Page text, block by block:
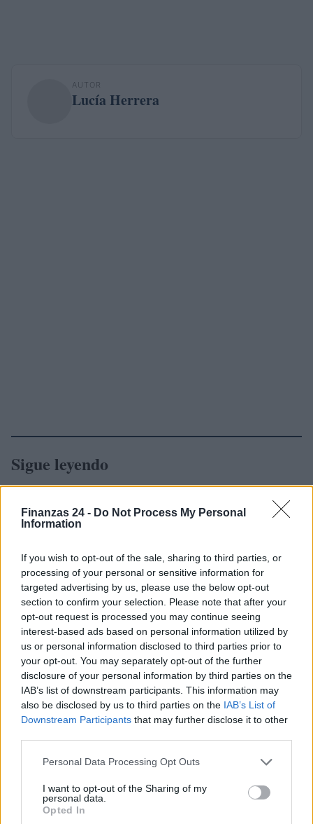
Finanzas 24 - Do Not Process My Personal
Information
If you wish to opt-out of the sale, sharing to third parties, or
processing of your personal or sensitive information for
targeted advertising by us, please use the below opt-out
section to confirm your selection. Please note that after your
opt-out request is processed you may continue seeing
interest-based ads based on personal information utilized by
us or personal information disclosed to third parties prior to
your opt-out. You may separately opt-out of the further
disclosure of your personal information by third parties on the
IAB’s list of downstream participants. This information may
also be disclosed by us to third parties on the IAB’s List of
Downstream Participants that may further disclose it to other
Please note that this website/app uses one or more Google
not limited to your visit or usage behaviour. You may click to
grant or deny consent to Google and its third-party tags to
use your data for below specified purposes in below Google
Personal Data Processing Opt Outs
I want to opt-out of the Sharing of my
personal data.
Opted In
AUTOR
Lucía Herrera
Sigue leyendo
Identifica y elimina suscripciones, fees y compras impulsivas
Marta Ruiz · 8 Ago 2026
FINANZAS